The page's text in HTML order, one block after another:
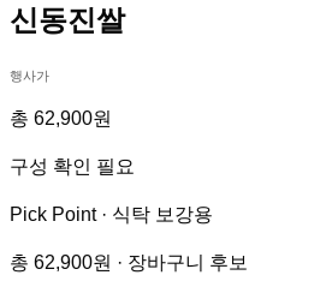
신동진쌀
행사가
총 62,900원
구성 확인 필요
Pick Point · 식탁 보강용
총 62,900원 · 장바구니 후보